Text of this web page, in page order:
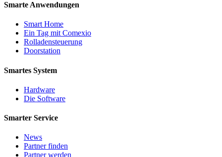
Smarte Anwendungen
Smart Home
Ein Tag mit Comexio
Rolladensteuerung
Doorstation
Smartes System
Hardware
Die Software
Smarter Service
News
Partner finden
Partner werden